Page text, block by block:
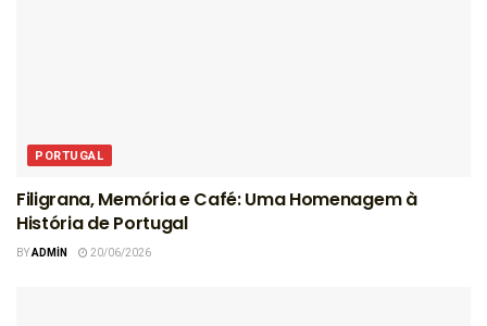
PORTUGAL
Filigrana, Memória e Café: Uma Homenagem à
História de Portugal
BYADMIN 20/06/2026